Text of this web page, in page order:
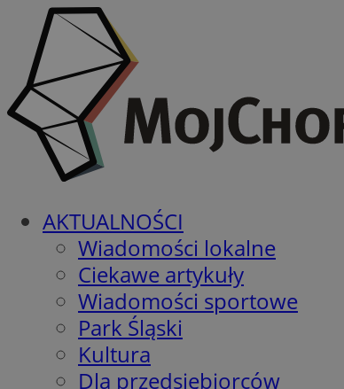
AKTUALNOŚCI
Wiadomości lokalne
Ciekawe artykuły
Wiadomości sportowe
Park Śląski
Kultura
Dla przedsiębiorców